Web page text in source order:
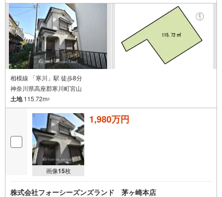
相模線 「寒川」駅 徒歩8分
神奈川県高座郡寒川町宮山
土地115.72m2
画像15枚
1,980万円
株式会社フォーシーズンズランド 茅ヶ崎本店